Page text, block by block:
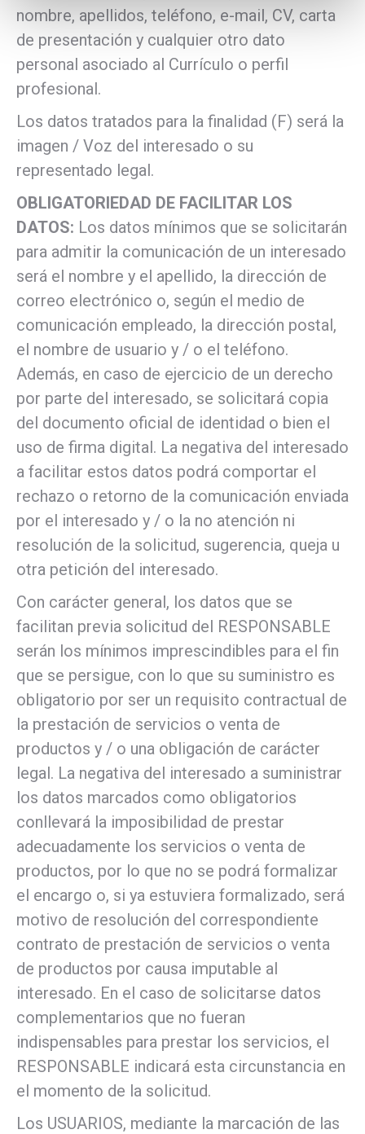
nombre, apellidos, teléfono, e-mail, CV, carta
de presentación y cualquier otro dato
personal asociado al Currículo o perfil
profesional.
Los datos tratados para la finalidad (F) será la
imagen / Voz del interesado o su
representado legal.
OBLIGATORIEDAD DE FACILITAR LOS
DATOS: Los datos mínimos que se solicitarán
para admitir la comunicación de un interesado
será el nombre y el apellido, la dirección de
correo electrónico o, según el medio de
comunicación empleado, la dirección postal,
el nombre de usuario y / o el teléfono.
Además, en caso de ejercicio de un derecho
por parte del interesado, se solicitará copia
del documento oficial de identidad o bien el
uso de firma digital. La negativa del interesado
a facilitar estos datos podrá comportar el
rechazo o retorno de la comunicación enviada
por el interesado y / o la no atención ni
resolución de la solicitud, sugerencia, queja u
otra petición del interesado.
Con carácter general, los datos que se
facilitan previa solicitud del RESPONSABLE
serán los mínimos imprescindibles para el fin
que se persigue, con lo que su suministro es
obligatorio por ser un requisito contractual de
la prestación de servicios o venta de
productos y / o una obligación de carácter
legal. La negativa del interesado a suministrar
los datos marcados como obligatorios
conllevará la imposibilidad de prestar
adecuadamente los servicios o venta de
productos, por lo que no se podrá formalizar
el encargo o, si ya estuviera formalizado, será
motivo de resolución del correspondiente
contrato de prestación de servicios o venta
de productos por causa imputable al
interesado. En el caso de solicitarse datos
complementarios que no fueran
indispensables para prestar los servicios, el
RESPONSABLE indicará esta circunstancia en
el momento de la solicitud.
Los USUARIOS, mediante la marcación de las